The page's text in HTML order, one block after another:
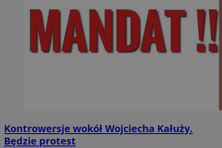
Kontrowersje wokół Wojciecha Kałuży.
Będzie protest